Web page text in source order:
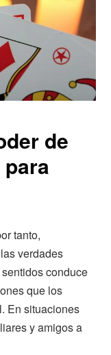
de
tanto,
verdades
conduce
que los
En situaciones
y amigos a